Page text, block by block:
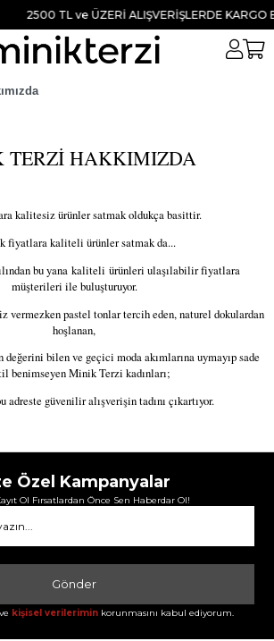
2500 TL ve ÜZERİ ALIŞVERİŞLERDE KARGO
TERZİ HAKKIMIZDA
kalitesiz ürünler satmak oldukça basittir.
fiyatlara kaliteli ürünler satmak da...
bu yana kaliteli ürünleri ulaşılabilir fiyatlara
müşterileri ile buluşturuyor.
vermezken pastel tonlar tercih eden, naturel dokulardan
hoşlanan,
bilen ve geçici moda akımlarına uymayıp sade
benimseyen Minik Terzi kadınları;
adreste güvenilir alışverişin tadını çıkartıyor.
Özel Kampanyalar
Ol Fırsatlardan Önce Sen Haberdar Ol!
Gönder
ve kişisel verilerimin korunmasını kabul ediyorum.